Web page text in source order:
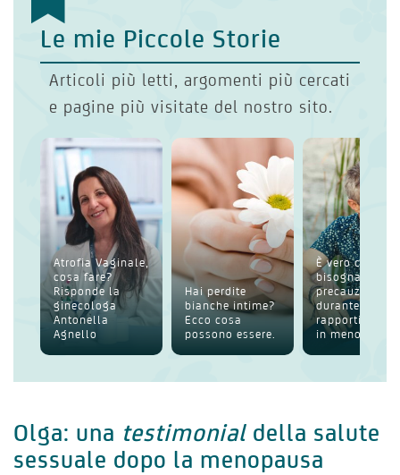
Le mie Piccole Storie
Articoli più letti, argomenti più cercati
e pagine più visitate del nostro sito.
Atrofia Vaginale,
cosa fare?
Risponde la
ginecologa
Antonella
Agnello
Hai perdite
bianche intime?
Ecco cosa
possono essere.
È vero che
bisogna usare
precauzioni
durante i
rapporti anche
in menop...
Olga: una testimonial della salute
sessuale dopo la menopausa